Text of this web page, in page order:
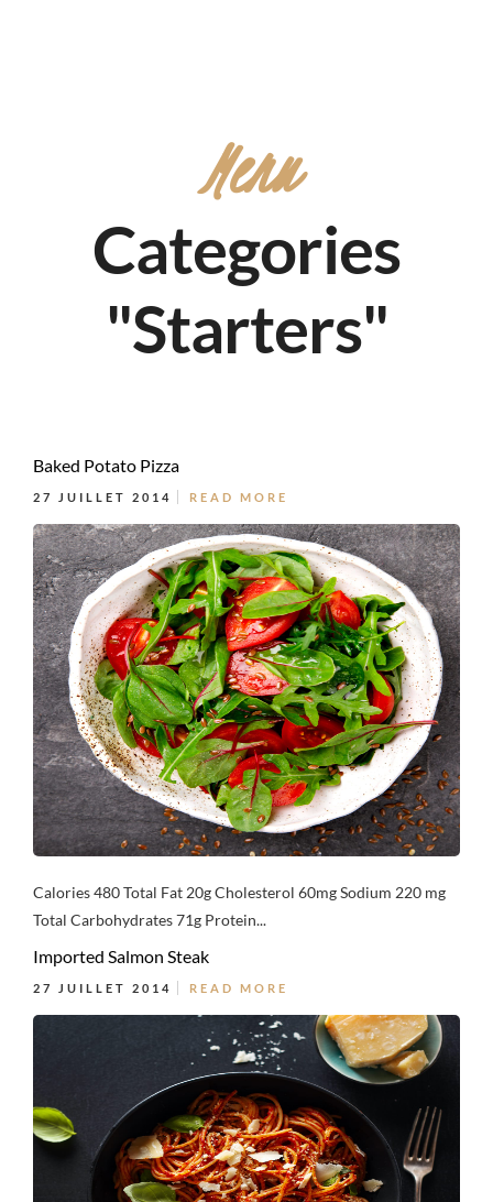
Menu
Categories
"Starters"
Baked Potato Pizza
27 JUILLET 2014 READ MORE
Calories 480 Total Fat 20g Cholesterol 60mg Sodium 220 mg
Total Carbohydrates 71g Protein...
Imported Salmon Steak
27 JUILLET 2014 READ MORE